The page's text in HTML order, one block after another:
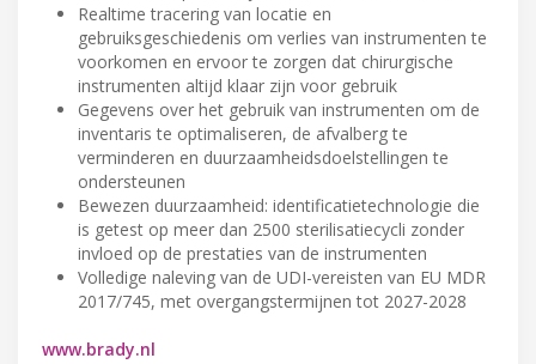
Realtime tracering van locatie en
gebruiksgeschiedenis om verlies van instrumenten te
voorkomen en ervoor te zorgen dat chirurgische
instrumenten altijd klaar zijn voor gebruik
Gegevens over het gebruik van instrumenten om de
inventaris te optimaliseren, de afvalberg te
verminderen en duurzaamheidsdoelstellingen te
ondersteunen
Bewezen duurzaamheid: identificatietechnologie die
is getest op meer dan 2500 sterilisatiecycli zonder
invloed op de prestaties van de instrumenten
Volledige naleving van de UDI-vereisten van EU MDR
2017/745, met overgangstermijnen tot 2027-2028
www.brady.nl